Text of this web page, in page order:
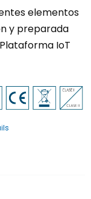
elementos
y preparada
IoT